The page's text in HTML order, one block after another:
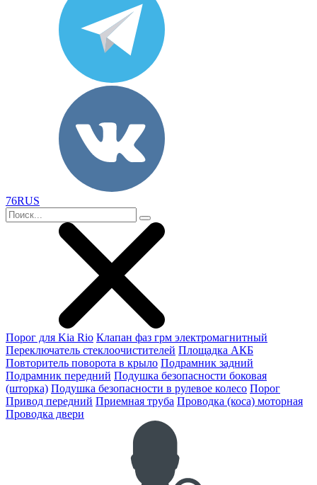
76RUS
Порог для Kia Rio Клапан фаз грм электромагнитный
Переключатель стеклоочистителей Площадка АКБ
Повторитель поворота в крыло Подрамник задний
Подрамник передний Подушка безопасности боковая
(шторка) Подушка безопасности в рулевое колесо Порог
Привод передний Приемная труба Проводка (коса) моторная
Проводка двери